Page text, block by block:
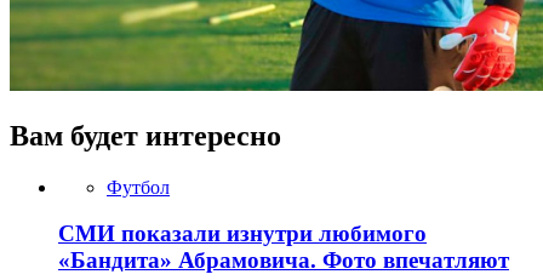
Вам будет интересно
Футбол
СМИ показали изнутри любимого
«Бандита» Абрамовича. Фото впечатляют